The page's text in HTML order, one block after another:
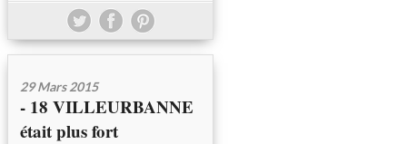
29 Mars 2015
- 18 VILLEURBANNE
était plus fort